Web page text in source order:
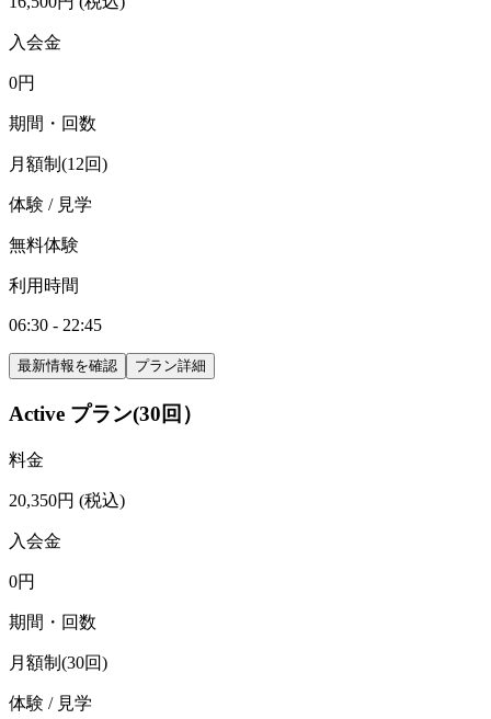
入会金
0円
期間・回数
月額制(12回)
体験 / 見学
無料体験
利用時間
06:30 - 22:45
最新情報を確認 プラン詳細
Active プラン(30回）
料金
20,350円 (税込)
入会金
0円
期間・回数
月額制(30回)
体験 / 見学